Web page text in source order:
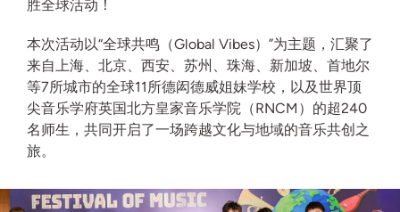
胜全球活动！
本次活动以“全球共鸣（Global Vibes）”为主题，汇聚了
来自上海、北京、西安、苏州、珠海、新加坡、首地尔
等7所城市的全球11所德闳德威姐妹学校，以及世界顶
尖音乐学府英国北方皇家音乐学院（RNCM）的超240
名师生，共同开启了一场跨越文化与地域的音乐共创之
旅。